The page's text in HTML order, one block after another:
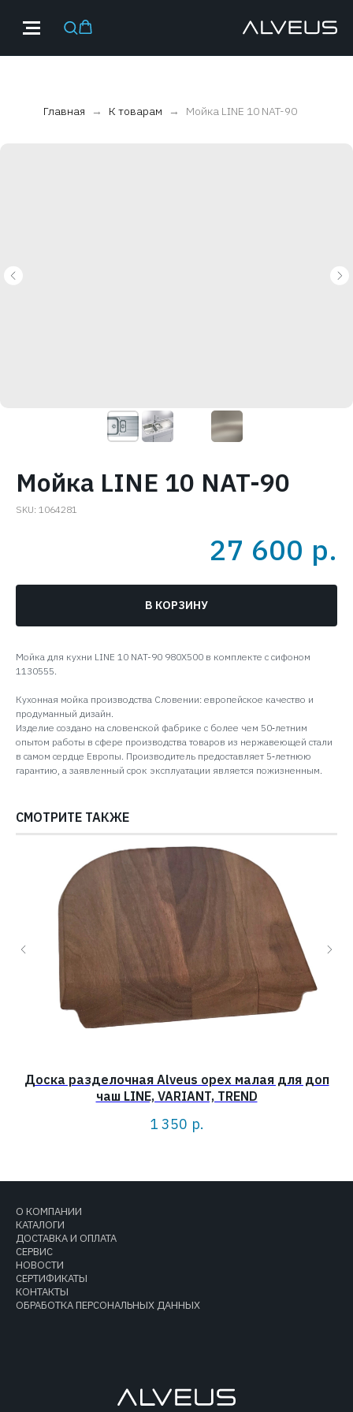
Главная К товарам Мойка LINE 10 NAT-90
Мойка LINE 10 NAT-90
SKU: 1064281
27 600 р.
В КОРЗИНУ
Мойка для кухни LINE 10 NAT-90 980X500 в комплекте с сифоном
1130555.
Кухонная мойка производства Словении: европейское качество и
продуманный дизайн.
Изделие создано на словенской фабрике с более чем 50‑летним
опытом работы в сфере производства товаров из нержавеющей стали
в самом сердце Европы. Производитель предоставляет 5‑летнюю
гарантию, а заявленный срок эксплуатации является пожизненным.
СМОТРИТЕ ТАКЖЕ
Доска разделочная Alveus орех малая для доп
чаш LINE, VARIANT, TREND
1 350 р.
О КОМПАНИИ
КАТАЛОГИ
ДОСТАВКА И ОПЛАТА
СЕРВИС
НОВОСТИ
СЕРТИФИКАТЫ
КОНТАКТЫ
ОБРАБОТКА ПЕРСОНАЛЬНЫХ ДАННЫХ